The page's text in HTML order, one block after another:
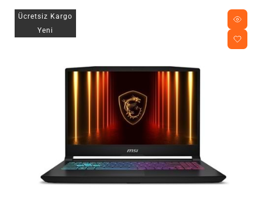
Ücretsiz Kargo
Yeni